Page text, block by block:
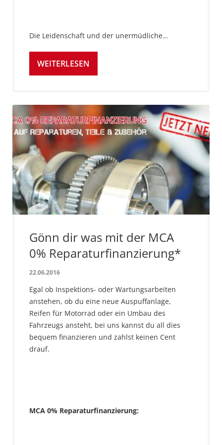
Die Leidenschaft und der unermüdliche…
WEITERLESEN
Gönn dir was mit der MCA
0% Reparaturfinanzierung*
22.06.2016
Egal ob Inspektions- oder Wartungsarbeiten
anstehen, ob du eine neue Auspuffanlage,
Reifen für Motorrad oder ein Umbau des
Fahrzeugs ansteht, bei uns kannst du all dies
bequem finanzieren und zahlst keinen Cent
drauf.
MCA 0% Reparaturfinanzierung: